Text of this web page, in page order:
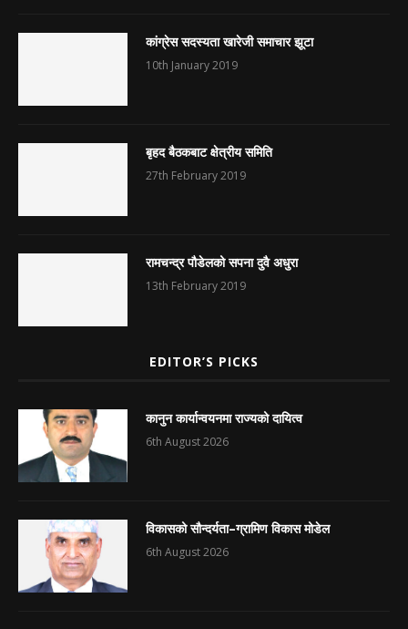
कांग्रेस सदस्यता खारेजी समाचार झूटा
10th January 2019
बृहद बैठकबाट क्षेत्रीय समिति
27th February 2019
रामचन्द्र पौडेलको सपना दुवै अधुरा
13th February 2019
EDITOR’S PICKS
कानुन कार्यान्वयनमा राज्यको दायित्व
6th August 2026
विकासको सौन्दर्यता–ग्रामिण विकास मोडेल
6th August 2026